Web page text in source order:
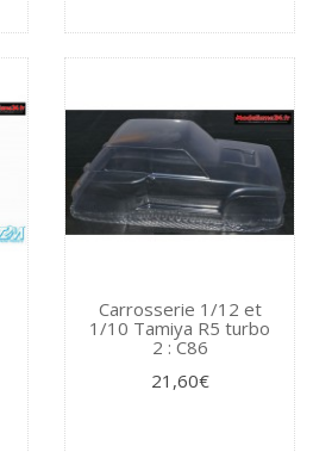
Carrosserie 1/12 et
1/10 Tamiya R5 turbo
2 : C86
21,60€